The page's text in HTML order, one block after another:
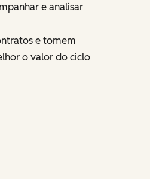
e analisar
e tomem
o valor do ciclo